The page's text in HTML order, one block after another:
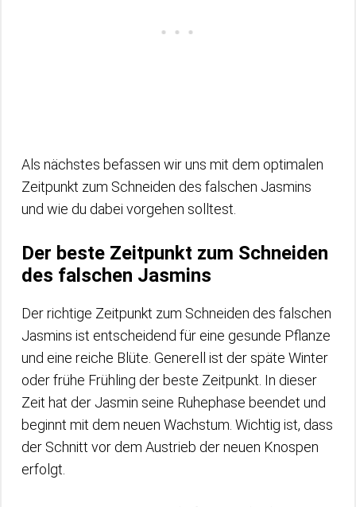
Als nächstes befassen wir uns mit dem optimalen
Zeitpunkt zum Schneiden des falschen Jasmins
und wie du dabei vorgehen solltest.
Der beste Zeitpunkt zum Schneiden
des falschen Jasmins
Der richtige Zeitpunkt zum Schneiden des falschen
Jasmins ist entscheidend für eine gesunde Pflanze
und eine reiche Blüte. Generell ist der späte Winter
oder frühe Frühling der beste Zeitpunkt. In dieser
Zeit hat der Jasmin seine Ruhephase beendet und
beginnt mit dem neuen Wachstum. Wichtig ist, dass
der Schnitt vor dem Austrieb der neuen Knospen
erfolgt.